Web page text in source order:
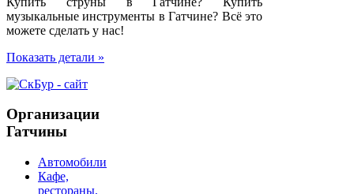
музыкальные инструменты в Гатчине? Всё это
можете сделать у нас!
Показать детали »
Организации
Гатчины
Автомобили
Кафе,
рестораны,